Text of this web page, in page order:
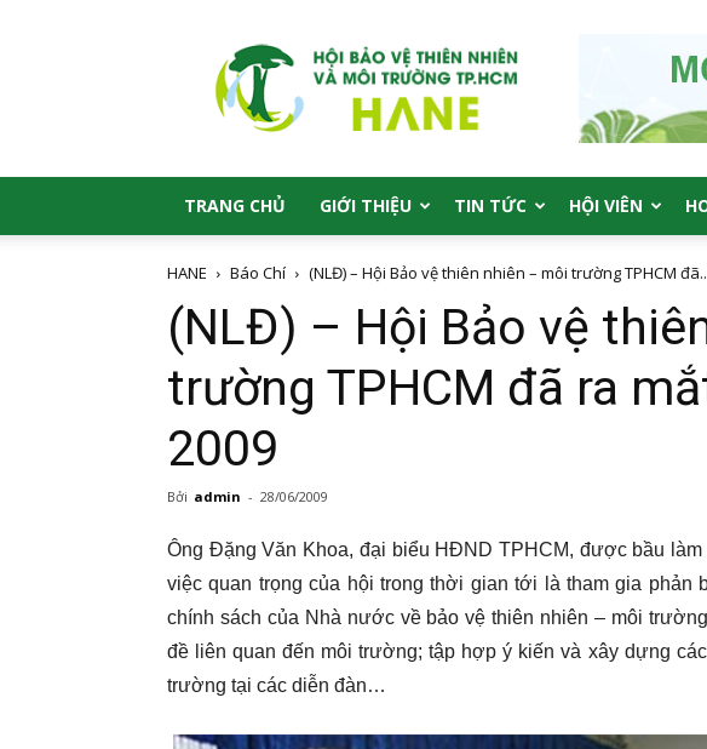
HANE
TRANG CHỦ GIỚI THIỆU TIN TỨC HỘI VIÊN
HANE Báo Chí (NLĐ) – Hội Bảo vệ thiên nhiên – môi trường TPHCM
(NLĐ) – Hội Bảo vệ
trường TPHCM đã ra
2009
Bởi admin - 28/06/2009
Ông Đặng Văn Khoa, đại biểu HĐND TPHCM, được bầu
việc quan trọng của hội trong thời gian tới là tham gia phản
chính sách của Nhà nước về bảo vệ thiên nhiên – môi
đề liên quan đến môi trường; tập hợp ý kiến và xây dựng
trường tại các diễn đàn…